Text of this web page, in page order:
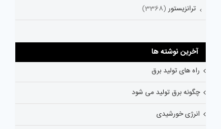
ترانزیستور (3368)
آخرین نوشته ها
راه های تولید برق
چگونه برق تولید می شود
انرژی خورشیدی